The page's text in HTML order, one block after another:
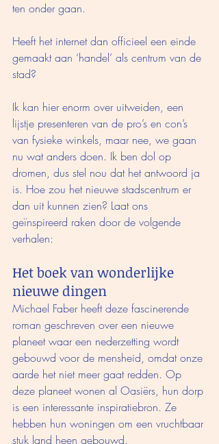
ten onder gaan.
Heeft het internet dan officieel een einde
gemaakt aan ‘handel’ als centrum van de
stad?
Ik kan hier enorm over uitweiden, een
lijstje presenteren van de pro’s en con’s
van fysieke winkels, maar nee, we gaan
nu wat anders doen. Ik ben dol op
dromen, dus stel nou dat het antwoord ja
is. Hoe zou het nieuwe stadscentrum er
dan uit kunnen zien? Laat ons
geïnspireerd raken door de volgende
verhalen:
Het boek van wonderlijke
nieuwe dingen
Michael Faber heeft deze fascinerende
roman geschreven over een nieuwe
planeet waar een nederzetting wordt
gebouwd voor de mensheid, omdat onze
aarde het niet meer gaat redden. Op
deze planeet wonen al Oasiërs, hun dorp
is een interessante inspiratiebron. Ze
hebben hun woningen om een vruchtbaar
stuk land heen gebouwd.